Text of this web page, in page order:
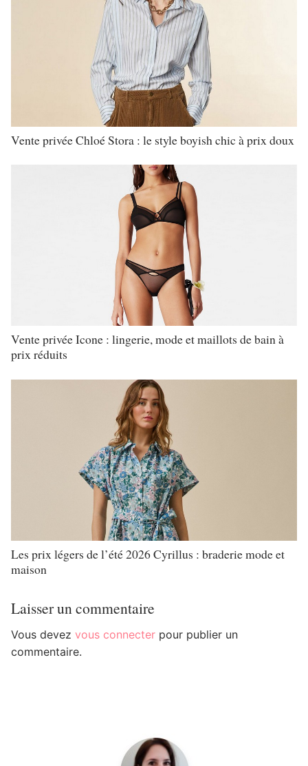
Vente privée Chloé Stora : le style boyish chic à prix doux
Vente privée Icone : lingerie, mode et maillots de bain à
prix réduits
Les prix légers de l’été 2026 Cyrillus : braderie mode et
maison
Laisser un commentaire
Vous devez vous connecter pour publier un
commentaire.